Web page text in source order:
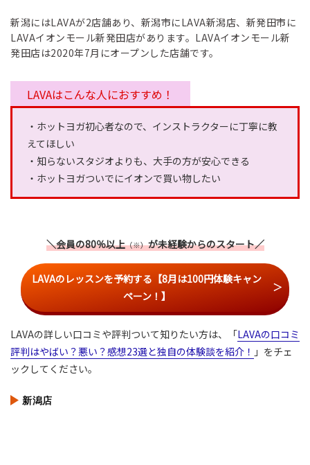
新潟にはLAVAが2店舗あり、新潟市にLAVA新潟店、新発田市に
LAVAイオンモール新発田店があります。LAVAイオンモール新
発田店は2020年7月にオープンした店舗です。
LAVAはこんな人におすすめ！
・ホットヨガ初心者なので、インストラクターに丁寧に教
えてほしい
・知らないスタジオよりも、大手の方が安心できる
・ホットヨガついでにイオンで買い物したい
＼会員の80％以上（※）が未経験からのスタート／
LAVAのレッスンを予約する【8月は100円体験キャン
ペーン！】
LAVAの詳しい口コミや評判ついて知りたい方は、「LAVAの口コミ
評判はやばい？悪い？感想23選と独自の体験談を紹介！ 」をチェ
ックしてください。
新潟店